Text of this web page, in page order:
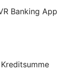
Banking App